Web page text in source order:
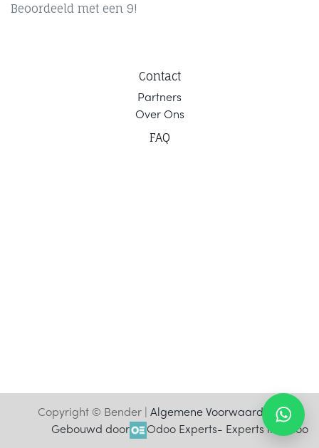
Beoordeeld met een 9!
Contact
Partners
Over Ons
FAQ
Copyright © Bender | Algemene Voorwaarden
Gebouwd door
Odoo Experts- Experts in Odoo